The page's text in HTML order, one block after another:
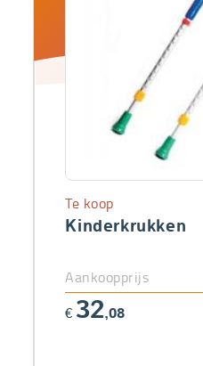
Kinderkrukken
Te koop
Aankoopprijs
€ 32,08